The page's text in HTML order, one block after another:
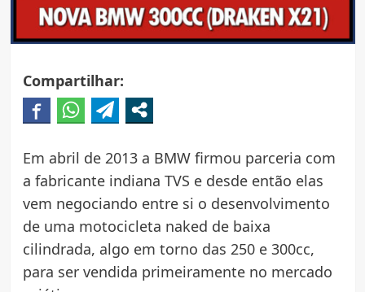
Compartilhar:
Em abril de 2013 a BMW firmou parceria com
a fabricante indiana TVS e desde então elas
vem negociando entre si o desenvolvimento
de uma motocicleta naked de baixa
cilindrada, algo em torno das 250 e 300cc,
para ser vendida primeiramente no mercado